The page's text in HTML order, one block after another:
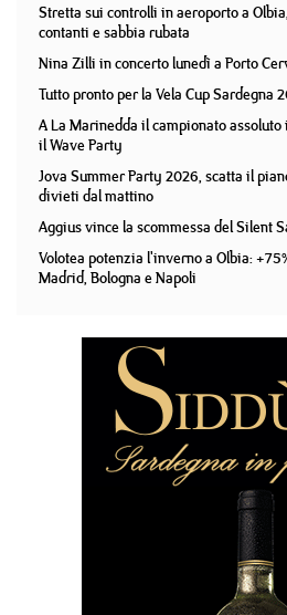
Stretta sui controlli in aeroporto a
contanti e sabbia rubata
Nina Zilli in concerto lunedì a Porto
Tutto pronto per la Vela Cup Sardegna
A La Marinedda il campionato
il Wave Party
Jova Summer Party 2026, scatta il
divieti dal mattino
Aggius vince la scommessa del Silent
Volotea potenzia l'inverno a Olbia:
Madrid, Bologna e Napoli